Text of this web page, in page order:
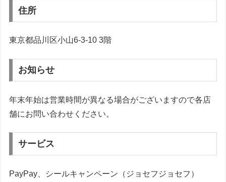
住所
東京都品川区小山6-3-10 3階
お知らせ
年末年始は営業時間が異なる場合がございますので各店
舗にお問い合わせください。
サービス
PayPay、シールキャンペーン（ジョセフジョセフ）